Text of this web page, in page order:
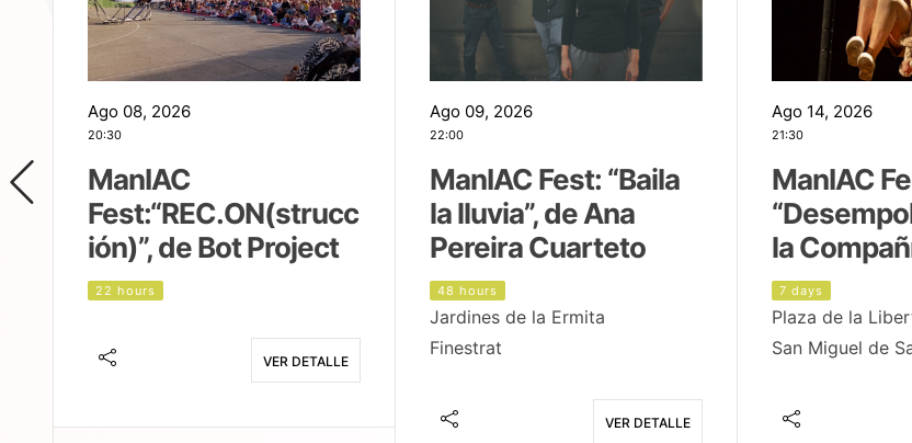
Ago 08, 2026
20:30
ManIAC
Fest:“REC.ON(strucc
ión)”, de Bot Project
22 hours
VER DETALLE
Ago 09, 2026
22:00
ManIAC Fest: “Baila
la lluvia”, de Ana
Pereira Cuarteto
48 hours
Jardines de la Ermita
Finestrat
VER DETALLE
Ago 14, 2026
21:30
ManIAC
la
7 days
Plaza de la
San Miguel de